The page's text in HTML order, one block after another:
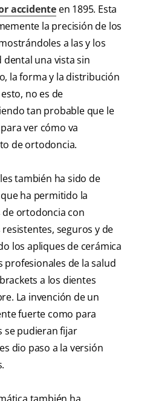
accidente en 1895. Esta
la precisión de los
a las y los
dental una vista sin
la forma y la distribución
no es de
tan probable que le
para ver cómo va
de ortodoncia.
también ha sido de
ha permitido la
ortodoncia con
seguros y de
los apliques de cerámica
profesionales de la salud
a los dientes
La invención de un
fuerte como para
se pudieran fijar
dio paso a la versión